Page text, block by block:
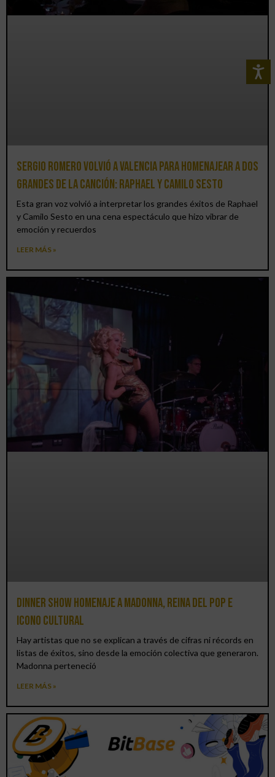
Sergio Romero volvió a Valencia para homenajear a dos
grandes de la canción: Raphael y Camilo Sesto
Esta gran voz volvió a interpretar los grandes éxitos de Raphael
y Camilo Sesto en una cena espectáculo que hizo vibrar de
emoción y recuerdos
LEER MÁS »
Dinner Show homenaje a Madonna, reina del pop e
icono cultural
Hay artistas que no se explican a través de cifras ni récords en
listas de éxitos, sino desde la emoción colectiva que generaron.
Madonna perteneció
LEER MÁS »